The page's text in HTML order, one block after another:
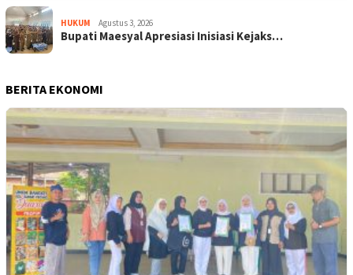
HUKUM Agustus 3, 2026
Bupati Maesyal Apresiasi Inisiasi Kejaks…
BERITA EKONOMI